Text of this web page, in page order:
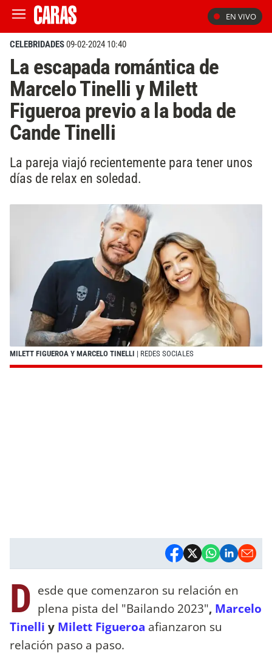
EN VIVO
CELEBRIDADES09-02-2024 10:40
La escapada romántica de
Marcelo Tinelli y Milett
Figueroa previo a la boda de
Cande Tinelli
La pareja viajó recientemente para tener unos
días de relax en soledad.
MILETT FIGUEROA Y MARCELO TINELLI | REDES SOCIALES
D esde que comenzaron su relación en
plena pista del "Bailando 2023", Marcelo
Tinelli y Milett Figueroa afianzaron su
relación paso a paso.